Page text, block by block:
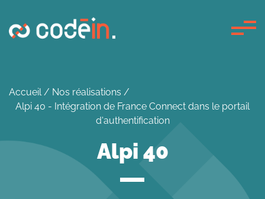
Accueil/ Nos réalisations /
Alpi 40 - Intégration de France Connect dans le portail
d'authentification
Alpi 40